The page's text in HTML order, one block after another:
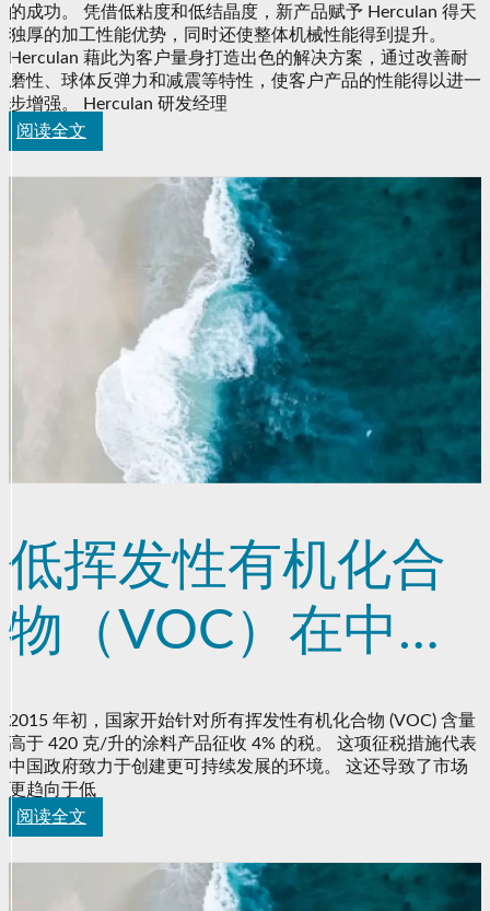
的成功。 凭借低粘度和低结晶度，新产品赋予 Herculan 得天
独厚的加工性能优势，同时还使整体机械性能得到提升。
Herculan 藉此为客户量身打造出色的解决方案，通过改善耐
磨性、球体反弹力和减震等特性，使客户产品的性能得以进一
步增强。 Herculan 研发经理
阅读全文
低挥发性有机化合
物（VOC）在中国
的解决方案
2015 年初，国家开始针对所有挥发性有机化合物 (VOC) 含量
高于 420 克/升的涂料产品征收 4% 的税。 这项征税措施代表
中国政府致力于创建更可持续发展的环境。 这还导致了市场
更趋向于低
阅读全文